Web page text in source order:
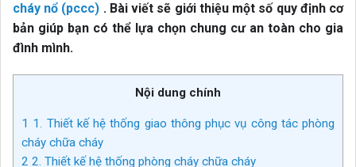
cháy nổ (pccc) . Bài viết sẽ giới thiệu một số quy định cơ
bản giúp bạn có thể lựa chọn chung cư an toàn cho gia
đình mình.
Nội dung chính
1 1. Thiết kế hệ thống giao thông phục vụ công tác phòng
cháy chữa cháy
2 2. Thiết kế hệ thống phòng cháy chữa cháy